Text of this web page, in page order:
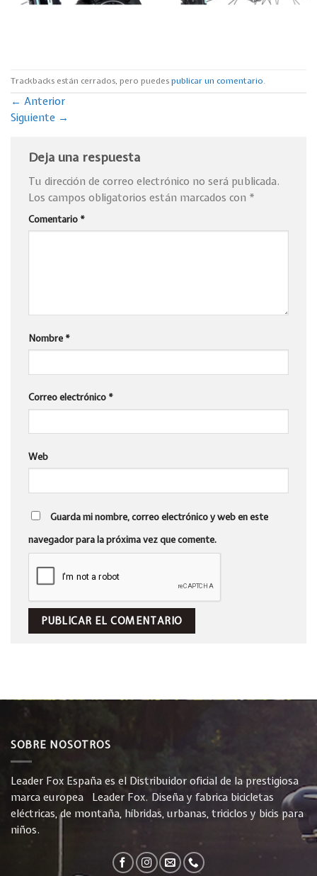
Trackbacks están cerrados, pero puedespublicar un comentario.
← Anterior
Siguiente →
Deja una respuesta
Tu dirección de correo electrónico no será publicada.
Los campos obligatorios están marcados con *
Comentario *
Nombre *
Correo electrónico *
Web
Guarda mi nombre, correo electrónico y web en este
navegador para la próxima vez que comente.
SOBRE NOSOTROS
Leader Fox España es el Distribuidor oficial de la prestigiosa
marca europea Leader Fox. Diseña y fabrica bicicletas
eléctricas, de montaña, híbridas, urbanas, triciclos y bicis para
niños.